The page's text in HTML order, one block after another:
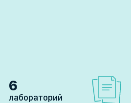
6
лабораторий